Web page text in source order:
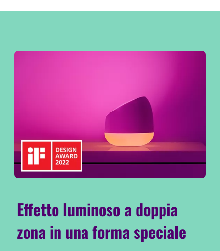
Effetto luminoso a doppia
zona in una forma speciale